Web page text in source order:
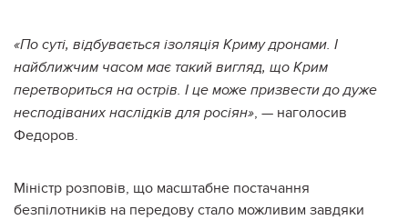
«По суті, відбувається ізоляція Криму дронами. І
найближчим часом має такий вигляд, що Крим
перетвориться на острів. І це може призвести до дуже
несподіваних наслідків для росіян», — наголосив
Федоров.
Міністр розповів, що масштабне постачання
безпілотників на передову стало можливим завдяки